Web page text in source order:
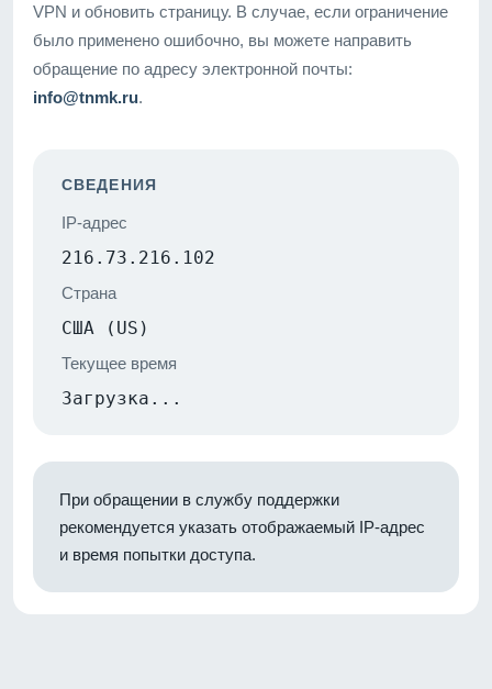
VPN и обновить страницу. В случае, если ограничение
было применено ошибочно, вы можете направить
обращение по адресу электронной почты:
info@tnmk.ru.
СВЕДЕНИЯ
IP-адрес
216.73.216.102
Страна
США (US)
Текущее время
Загрузка...
При обращении в службу поддержки
рекомендуется указать отображаемый IP-адрес
и время попытки доступа.